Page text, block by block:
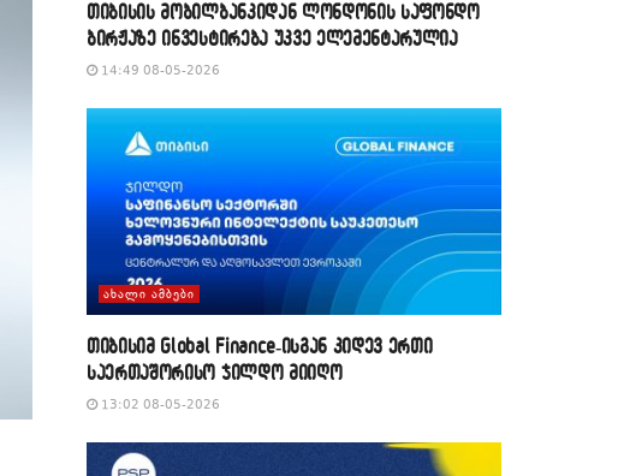
თიბისის მობილბანკიდან ლონდონის საფონდო
ბირჟაზე ინვესტირება უკვე ელემენტარულია
14:49 08-05-2026
ᲐᲮᲐᲚᲘ ᲐᲛᲑᲔᲑᲘ
თიბისიმ Global Finance-ისგან კიდევ ერთი
საერთაშორისო ჯილდო მიიღო
13:02 08-05-2026